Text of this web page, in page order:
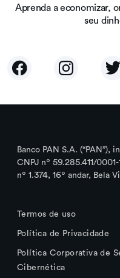
Aprenda a economizar,
seu
Banco PAN S.A.
CNPJ nº 59.285.411/
nº 1.374, 16º andar, Bela
Termos de uso
Política de Privacidade
Política Corporativa de
Cibernética